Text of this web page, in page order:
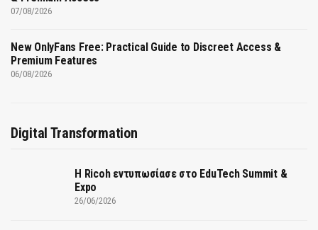
07/08/2026
New OnlyFans Free: Practical Guide to Discreet Access &
Premium Features
06/08/2026
Digital Transformation
Η Ricoh εντυπωσίασε στο EduTech Summit &
Expo
26/06/2026